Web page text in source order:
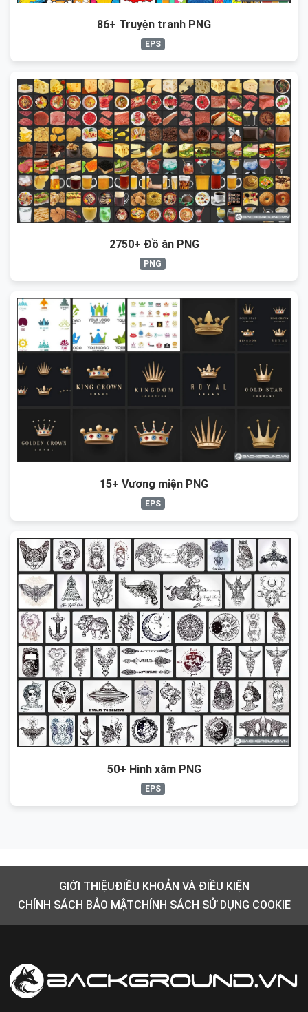
86+ Truyện tranh PNG
EPS
2750+ Đồ ăn PNG
PNG
15+ Vương miện PNG
EPS
50+ Hình xăm PNG
EPS
GIỚI THIỆUĐIỀU KHOẢN VÀ ĐIỀU KIỆN
CHÍNH SÁCH BẢO MẬTCHÍNH SÁCH SỬ DỤNG COOKIE